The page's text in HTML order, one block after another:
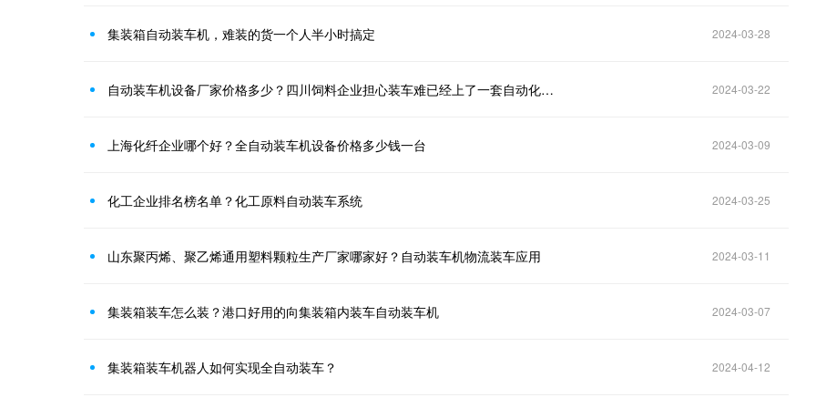
集装箱自动装车机，难装的货一个人半小时搞定 2024-03-28
自动装车机设备厂家价格多少？四川饲料企业担心装车难已经上了一套自动化装车设备 2024-03-22
上海化纤企业哪个好？全自动装车机设备价格多少钱一台 2024-03-09
化工企业排名榜名单？化工原料自动装车系统 2024-03-25
山东聚丙烯、聚乙烯通用塑料颗粒生产厂家哪家好？自动装车机物流装车应用 2024-03-11
集装箱装车怎么装？港口好用的向集装箱内装车自动装车机 2024-03-07
集装箱装车机器人如何实现全自动装车？ 2024-04-12